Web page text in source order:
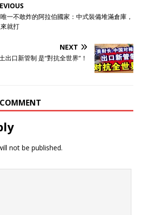
就直
29
美代
为中
仅包
有财
议
问
府官
中
商会
一不敢炸的阿拉伯國家：中式裝備堆滿倉庫，
就打
NEXT
出口新管制 是“對抗全世界”！
not be published.